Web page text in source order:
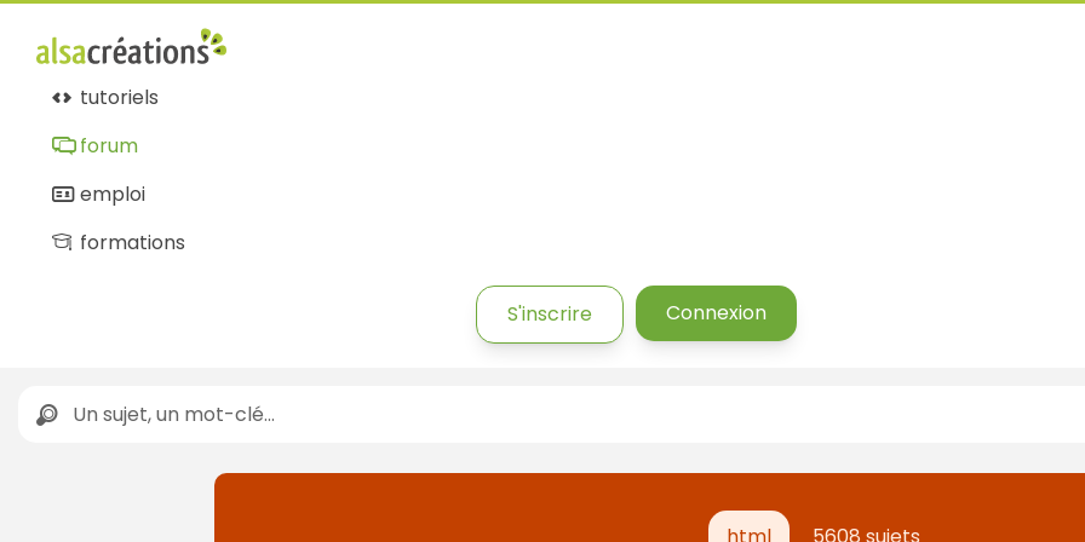
tutoriels
forum
emploi
formations
S'inscrire Connexion